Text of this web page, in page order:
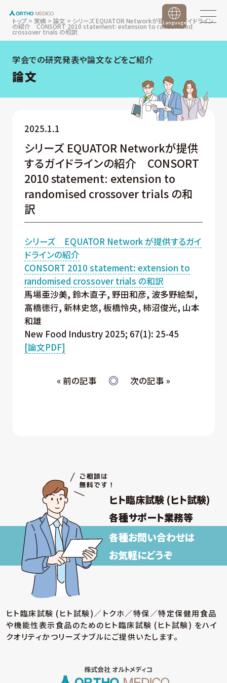
トップ> 実績 > 論文 > シリーズ EQUATOR Networkが提供するガイドライン
の紹介 CONSORT 2010 statement: extension to randomised
crossover trials の和訳
Language
学会での研究発表や論文などをご紹介
論文
2025.1.1
シリーズ EQUATOR Networkが提供
するガイドラインの紹介 CONSORT
2010 statement: extension to
randomised crossover trials の和
訳
シリーズ EQUATOR Network が提供するガイ
ドラインの紹介
CONSORT 2010 statement: extension to
randomised crossover trials の和訳
馬場亜沙美, 鈴木直子, 野田和彦, 波多野絵梨,
髙橋徳行, 新林史悠, 板橋怜央, 柿沼俊光, 山本
和雄
New Food Industry 2025; 67(1): 25-45
[論文PDF]
« 前の記事 次の記事 »
ヒト臨床試験 (ヒト試験)
各種サポート業務等
各種お問い合わせは
お気軽にどうぞ
ヒト臨床試験 (ヒト試験)／トクホ／特保／特定保健用食品
や機能性表示食品のためのヒト臨床試験 (ヒト試験) をハイ
クオリティかつリーズナブルにご提供いたします。